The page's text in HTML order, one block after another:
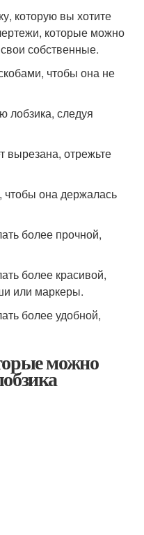
которую вы хотите
которые можно
собственные.
чтобы она не
лобзика, следуя
вырезана, отрежьте
чтобы она держалась
более прочной,
более красивой,
или маркеры.
более удобной,
можно